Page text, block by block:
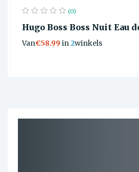
(0)
Hugo Boss Boss Nuit Eau
Van€58.99in2winkels